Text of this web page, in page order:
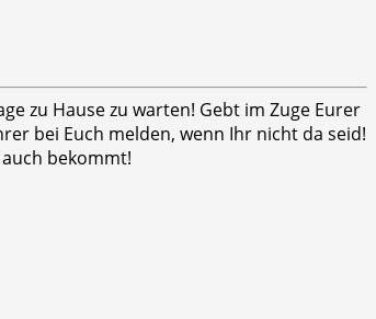
zu Hause zu warten! Gebt im Zuge Eurer
bei Euch melden, wenn Ihr nicht da seid!
bekommt!